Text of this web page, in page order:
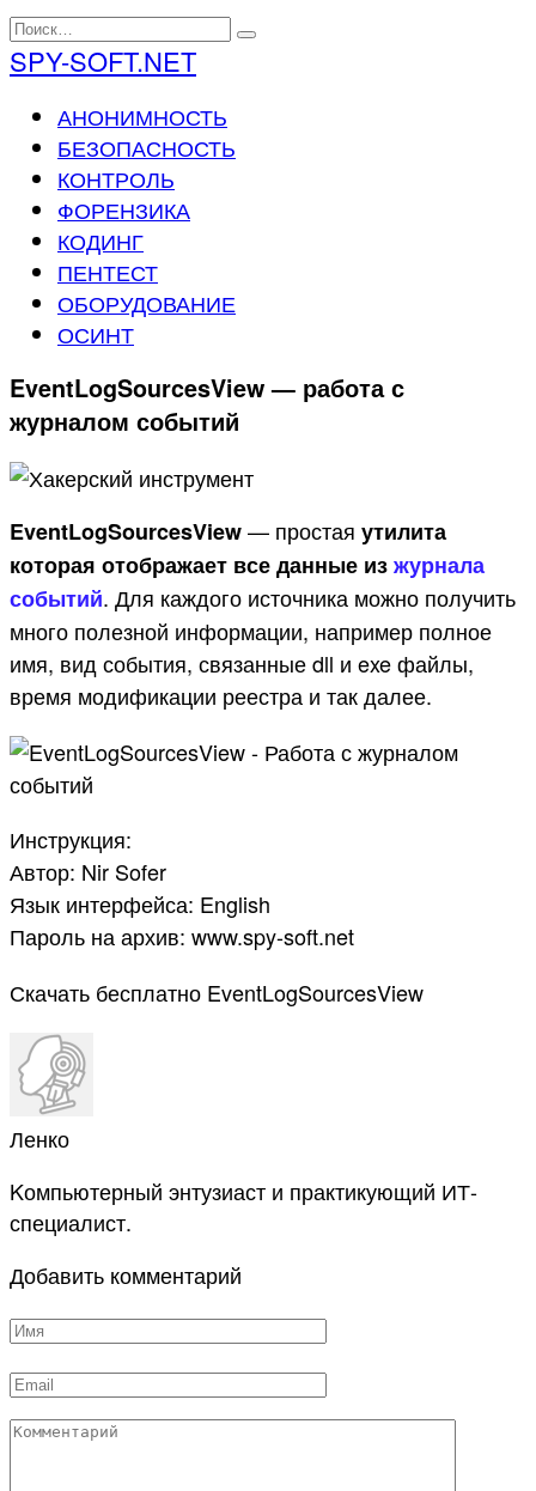
Перейти
к
содержанию
Search
for:
SPY-SOFT.NET
АНОНИМНОСТЬ
БЕЗОПАСНОСТЬ
КОНТРОЛЬ
ФОРЕНЗИКА
КОДИНГ
ПЕНТЕСТ
ОБОРУДОВАНИЕ
ОСИНТ
EventLogSourcesView — работа с
журналом событий
EventLogSourcesView— простая утилита
которая отображает все данные изжурнала
событий. Для каждого источника можно получить
много полезной информации, например полное
имя, вид события, связанные dll и exe файлы,
время модификации реестра и так далее.
Инструкция:
Автор: Nir Sofer
Язык интерфейса: English
Пароль на архив: www.spy-soft.net
Скачать бесплатно EventLogSourcesView
Ленко
Kомпьютерный энтузиаст и практикующий ИТ-
специалист.
Добавить комментарий
Имя
Email
Комментарий